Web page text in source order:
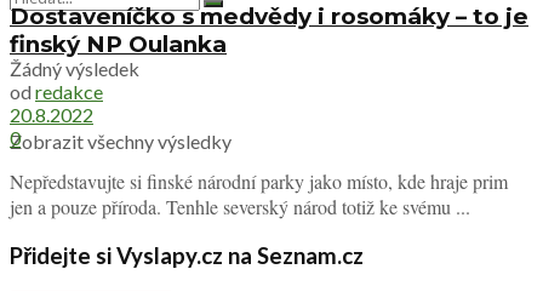
Žádný výsledek
Zobrazit všechny výsledky
Dostaveníčko s medvědy i rosomáky – to je
finský NP Oulanka
od redakce
20.8.2022
0
Nepředstavujte si finské národní parky jako místo, kde hraje prim
jen a pouze příroda. Tenhle severský národ totiž ke svému ...
Přidejte si Vyslapy.cz na Seznam.cz